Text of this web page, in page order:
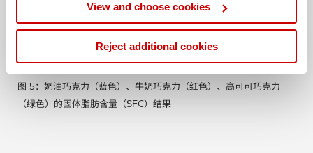
View and choose cookies
Reject additional cookies
图 5：奶油巧克力（蓝色）、牛奶巧克力（红色）、高可可巧克力
（绿色）的固体脂肪含量（SFC）结果